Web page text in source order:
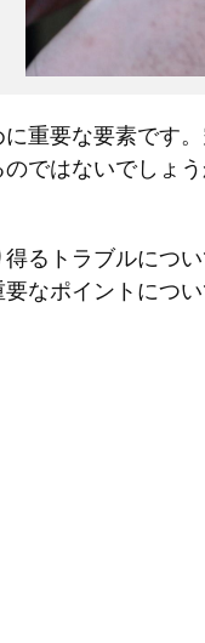
重要な要素です
ではないでしょ
るトラブルにつ
なポイントについ